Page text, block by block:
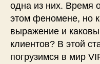
одна из них. Время
этом феномене, но
выражение и
клиентов? В этой
погрузимся в мир